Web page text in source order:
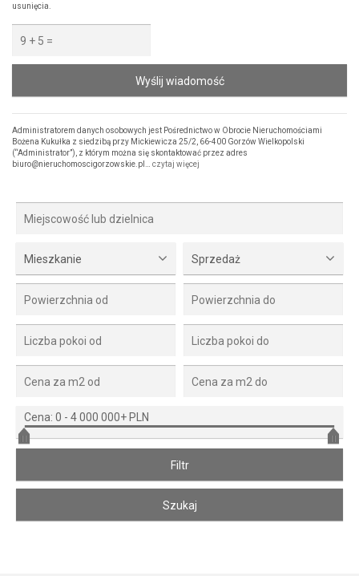
usunięcia.
Wyślij wiadomość
Administratorem danych osobowych jest Pośrednictwo w Obrocie Nieruchomościami
Bożena Kukułka z siedzibą przy Mickiewicza 25/2, 66-400 Gorzów Wielkopolski
(“Administrator”), z którym można się skontaktować przez adres
biuro@nieruchomoscigorzowskie.pl… czytaj więcej
Mieszkanie Sprzedaż
Cena: 0 - 4 000 000+ PLN